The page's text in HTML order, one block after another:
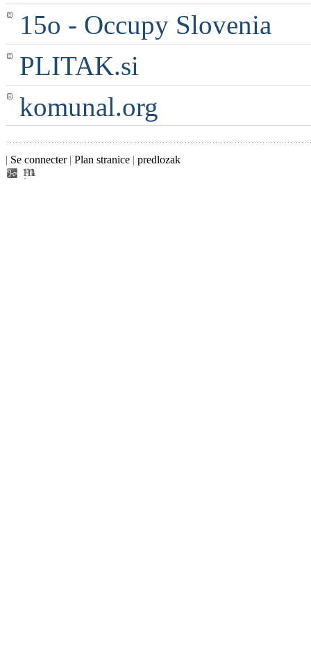
15o - Occupy Slovenia
PLITAK.si
komunal.org
| Se connecter| Plan stranice | predlozak